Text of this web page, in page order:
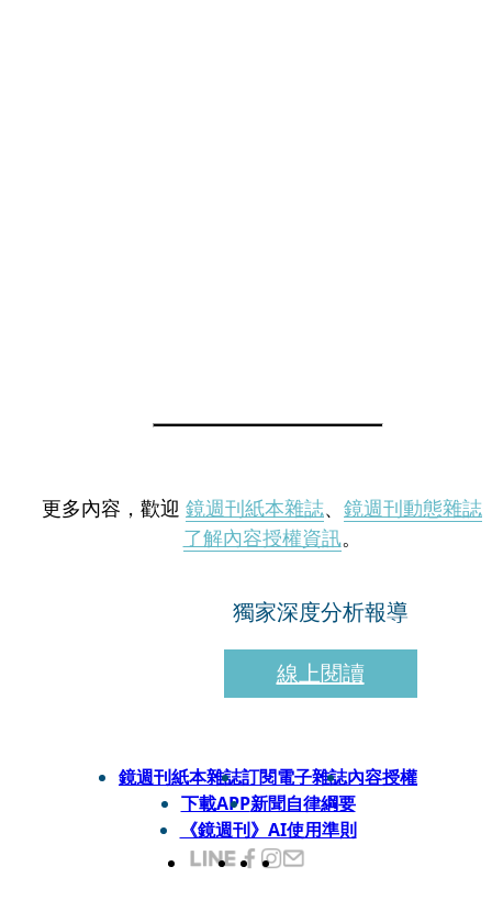
更多內容，歡迎 鏡週刊紙本雜誌、 鏡週刊動態雜誌
了解內容授權資訊。
獨家深度分析報導
線上閱讀
鏡週刊紙本雜誌訂閱電子雜誌內容授權
下載APP新聞自律綱要
《鏡週刊》AI使用準則